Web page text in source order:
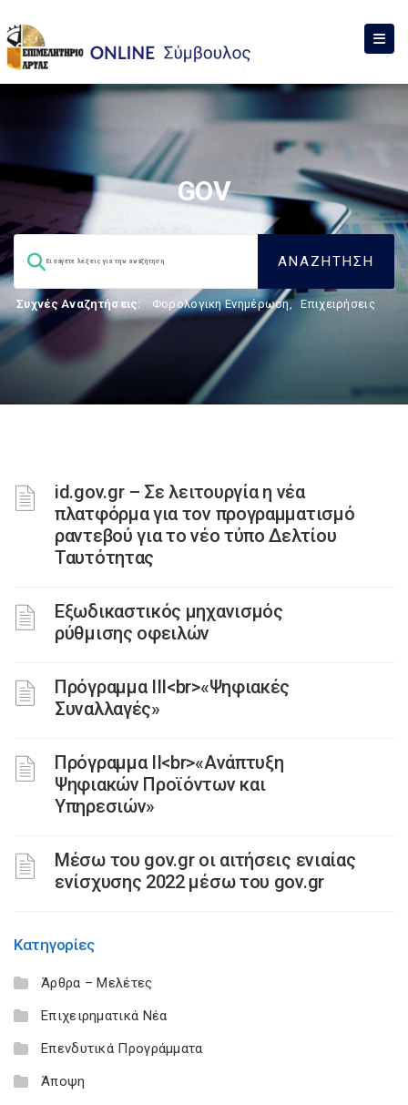
GOV
Συχνές Αναζητήσεις: Φορολογικη Ενημέρωση, Επιχειρήσεις
id.gov.gr – Σε λειτουργία η νέα
πλατφόρμα για τον προγραμματισμό
ραντεβού για το νέο τύπο Δελτίου
Ταυτότητας
Εξωδικαστικός μηχανισμός
ρύθμισης οφειλών
Πρόγραμμα III<br>«Ψηφιακές
Συναλλαγές»
Πρόγραμμα II<br>«Ανάπτυξη
Ψηφιακών Προϊόντων και
Υπηρεσιών»
Μέσω του gov.gr οι αιτήσεις ενιαίας
ενίσχυσης 2022 μέσω του gov.gr
Κατηγορίες
Άρθρα – Μελέτες
Επιχειρηματικά Νέα
Επενδυτικά Προγράμματα
Άποψη